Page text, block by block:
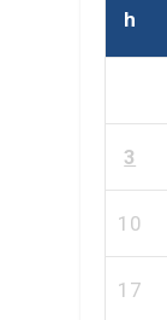
h
3
10
17